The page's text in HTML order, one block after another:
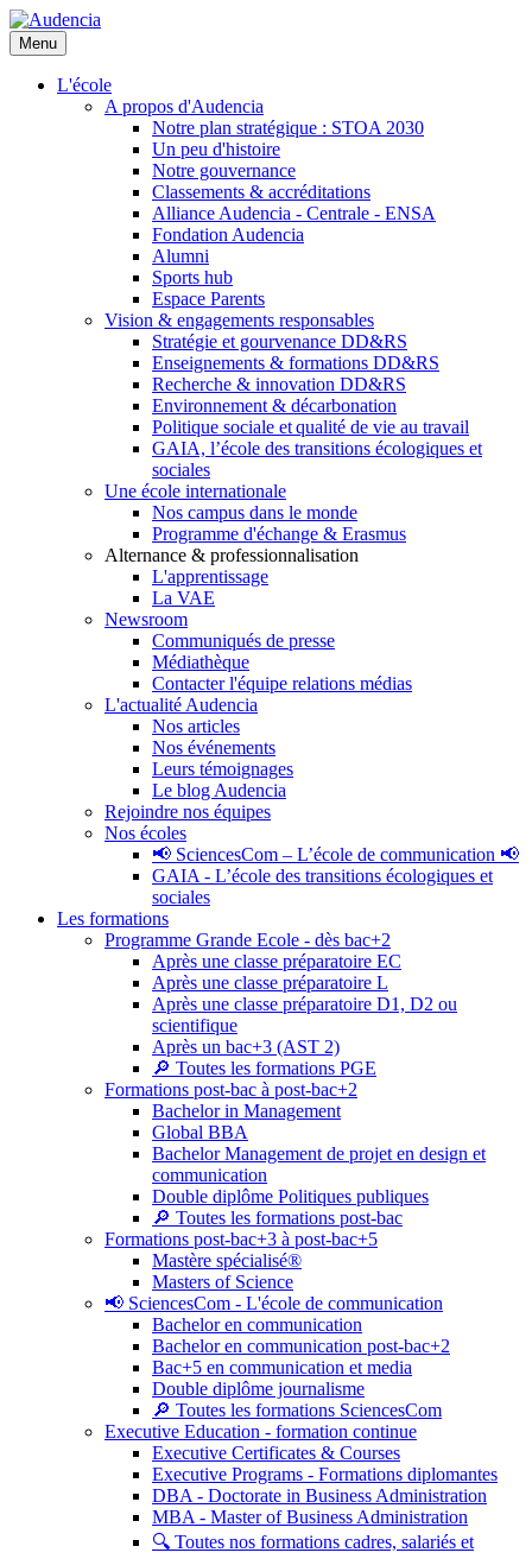
Aller
au
contenu
principal
Menu
L'école
A propos d'Audencia
Notre plan stratégique : STOA 2030
Un peu d'histoire
Notre gouvernance
Classements & accréditations
Alliance Audencia - Centrale - ENSA
Fondation Audencia
Alumni
Sports hub
Espace Parents
Vision & engagements responsables
Stratégie et gourvenance DD&RS
Enseignements & formations DD&RS
Recherche & innovation DD&RS
Environnement & décarbonation
Politique sociale et qualité de vie au travail
GAIA, l’école des transitions écologiques et
sociales
Une école internationale
Nos campus dans le monde
Programme d'échange & Erasmus
Alternance & professionnalisation
L'apprentissage
La VAE
Newsroom
Communiqués de presse
Médiathèque
Contacter l'équipe relations médias
L'actualité Audencia
Nos articles
Nos événements
Leurs témoignages
Le blog Audencia
Rejoindre nos équipes
Nos écoles
📢 SciencesCom – L’école de communication 📢
GAIA - L’école des transitions écologiques et
sociales
Les formations
Programme Grande Ecole - dès bac+2
Après une classe préparatoire EC
Après une classe préparatoire L
Après une classe préparatoire D1, D2 ou
scientifique
Après un bac+3 (AST 2)
🔎 Toutes les formations PGE
Formations post-bac à post-bac+2
Bachelor in Management
Global BBA
Bachelor Management de projet en design et
communication
Double diplôme Politiques publiques
🔎 Toutes les formations post-bac
Formations post-bac+3 à post-bac+5
Mastère spécialisé®
Masters of Science
📢 SciencesCom - L'école de communication
Bachelor en communication
Bachelor en communication post-bac+2
Bac+5 en communication et media
Double diplôme journalisme
🔎 Toutes les formations SciencesCom
Executive Education - formation continue
Executive Certificates & Courses
Executive Programs - Formations diplomantes
DBA - Doctorate in Business Administration
MBA - Master of Business Administration
🔍 Toutes nos formations cadres, salariés et